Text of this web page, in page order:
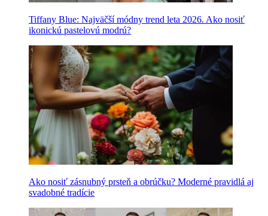
Tiffany Blue: Najväčší módny trend leta 2026. Ako nosiť
ikonickú pastelovú modrú?
Ako nosiť zásnubný prsteň a obrúčku? Moderné pravidlá aj
svadobné tradície